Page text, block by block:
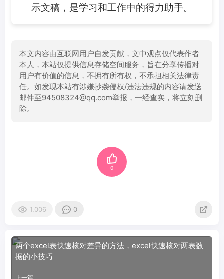
示文稿，是学习和工作中的得力助手。
本文内容由互联网用户自发贡献，文中观点仅代表作者
本人，本站仅提供信息存储空间服务，旨在分享传播对
用户有价值的信息，不拥有所有权，不承担相关法律责
任。如发现本站有涉嫌抄袭侵权/违法违规的内容请发送
邮件至94508324@qq.com举报，一经查实，将立刻删
除。
0
1,006 0
两个excel表快速核对差异的方法，excel快速核对两表数
据的小技巧